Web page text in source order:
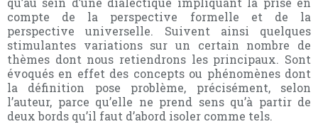
compte de la perspective formelle et de la
perspective universelle. Suivent ainsi quelques
stimulantes variations sur un certain nombre de
thèmes dont nous retiendrons les principaux. Sont
évoqués en effet des concepts ou phénomènes dont
la définition pose problème, précisément, selon
l’auteur, parce qu’elle ne prend sens qu’à partir de
deux bords qu’il faut d’abord isoler comme tels.